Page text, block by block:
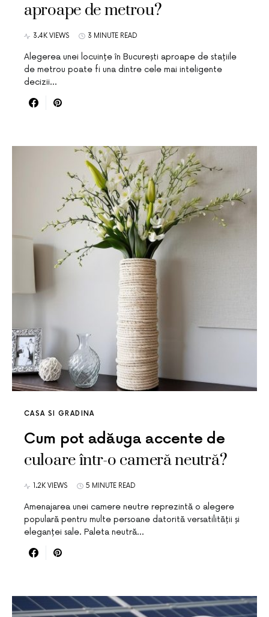
aproape de metrou?
3.4K VIEWS 3 MINUTE READ
Alegerea unei locuințe în București aproape de stațiile
de metrou poate fi una dintre cele mai inteligente
decizii…
CASA SI GRADINA
Cum pot adăuga accente de
culoare într-o cameră neutră?
1.2K VIEWS 5 MINUTE READ
Amenajarea unei camere neutre reprezintă o alegere
populară pentru multe persoane datorită versatilității și
eleganței sale. Paleta neutră…